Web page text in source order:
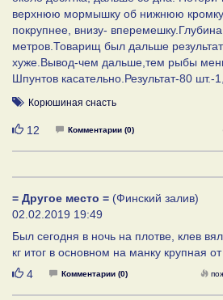
верхнюю мормышку об нижнюю
покрупнее, внизу-
метров.Товарищ был дальше
хуже.Вывод-чем дальше,тем рыбы
Шпунтов касательно.Результат-80 шт.-
Корюшиная снасть
Нравится
12 Комментарии (0)
= Другое место = (Финский залив)
02.02.2019 19:49
Был сегодня в ночь на плотве, клев
кг итог в основном на манку крупная
Нравится
4 Комментарии (0)